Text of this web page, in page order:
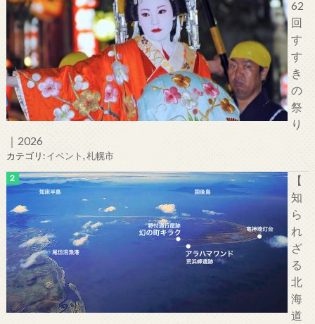
62
回
す
す
き
の
祭
り
｜2026
カテゴリ:イベント,札幌市
【
知
ら
れ
ざ
る
北
海
道